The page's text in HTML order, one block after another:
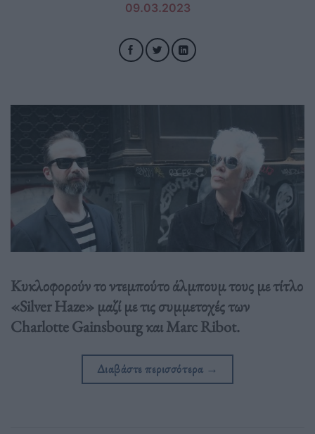
09.03.2023
Κυκλοφορούν το ντεμπούτο άλμπουμ τους με τίτλο
«Silver Haze» μαζί με τις συμμετοχές των
Charlotte Gainsbourg και Marc Ribot.
Διαβάστε περισσότερα →